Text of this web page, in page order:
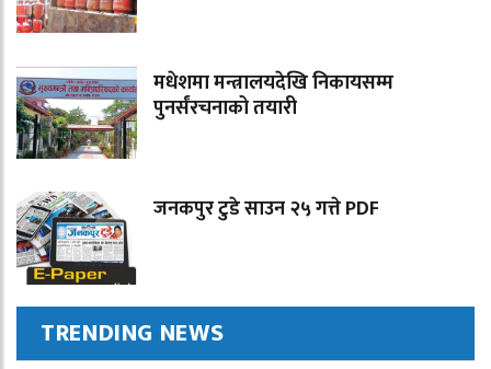
मधेशमा मन्त्रालयदेखि निकायसम्म
पुनर्संरचनाको तयारी
जनकपुर टुडे साउन २५ गत्ते PDF
TRENDING NEWS